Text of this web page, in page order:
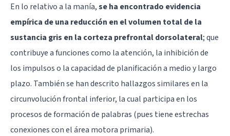
En lo relativo a la manía,se ha encontrado evidencia
empírica de una reducción en el volumen total de la
sustancia gris en la corteza prefrontal dorsolateral; que
contribuye a funciones como la atención, la inhibición de
los impulsos o la capacidad de planificación a medio y largo
plazo. También se han descrito hallazgos similares en la
circunvolución frontal inferior, la cual participa en los
procesos de formación de palabras (pues tiene estrechas
conexiones con el área motora primaria).